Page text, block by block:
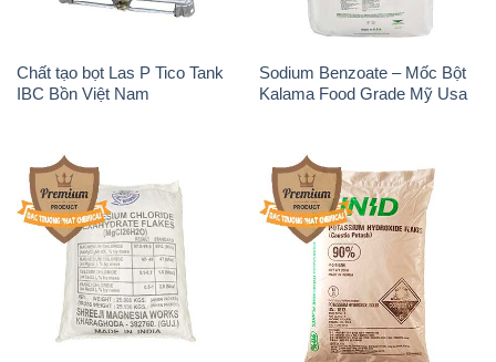
Chất tạo bọt Las P Tico Tank
IBC Bồn Việt Nam
Sodium Benzoate – Mốc Bột
Kalama Food Grade Mỹ Usa